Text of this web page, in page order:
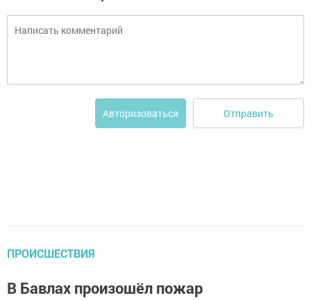
Авторизоваться Отправить
ПРОИСШЕСТВИЯ
В Бавлах произошёл пожар